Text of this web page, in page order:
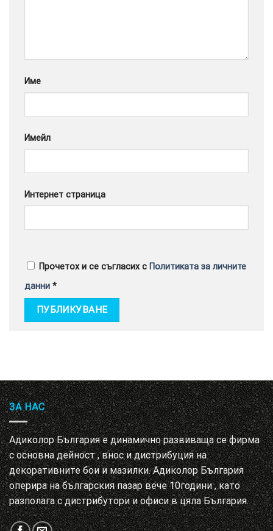
Име
Имейл
Интернет страница
Прочетох и се съгласих с Политиката за личните
данни *
ЗА НАС
Адиколор България е динамично развиваща се фирма
с основна дейност , внос и дистрибуция на
декоративните бои и мазилки. Адиколор България
оперира на българския пазар вече 10години , като
разполага с дистрибутори и офиси в цяла България.